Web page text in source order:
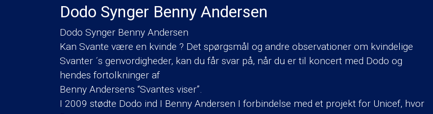
Dodo Synger Benny Andersen
Dodo Synger Benny Andersen
Kan Svante være en kvinde ? Det spørgsmål og andre observationer om kvindelige
Svanter ´s genvordigheder, kan du får svar på, når du er til koncert med Dodo og
hendes fortolkninger af
Benny Andersens “Svantes viser”.
I 2009 stødte Dodo ind I Benny Andersen I forbindelse med et projekt for Unicef, hvor